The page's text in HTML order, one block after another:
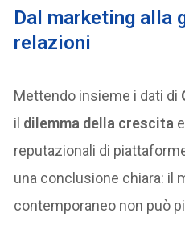
Dal marketing alla
relazioni
Mettendo insieme i dati di
il dilemma della crescita
reputazionali di
una conclusione chiara: il
contemporaneo non può